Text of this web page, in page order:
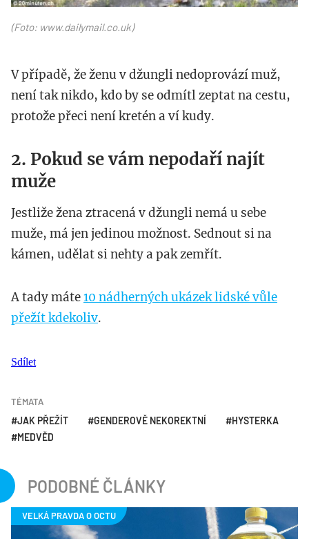
(Foto: www.dailymail.co.uk)
V případě, že ženu v džungli nedoprovází muž,
není tak nikdo, kdo by se odmítl zeptat na cestu,
protože přeci není kretén a ví kudy.
2. Pokud se vám nepodaří najít
muže
Jestliže žena ztracená v džungli nemá u sebe
muže, má jen jedinou možnost. Sednout si na
kámen, udělat si nehty a pak zemřít.
A tady máte10 nádherných ukázek lidské vůle
přežít kdekoliv.
Sdílet
TÉMATA
JAK PŘEŽÍT GENDEROVĚ NEKOREKTNÍ
HYSTERKA
MEDVĚD
PODOBNÉ ČLÁNKY